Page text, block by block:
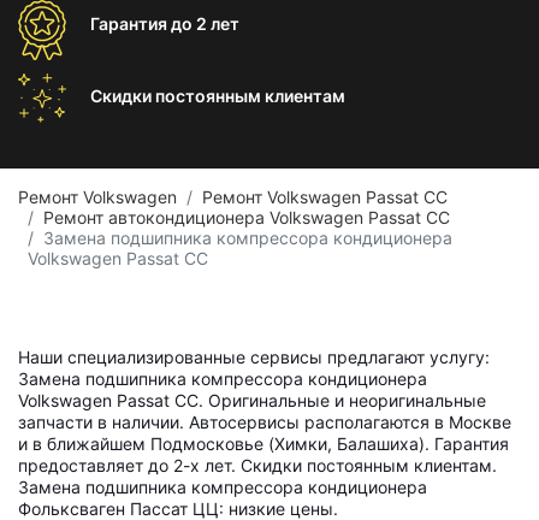
Гарантиядо 2 лет
Скидки постоянным клиентам
Ремонт Volkswagen
Ремонт Volkswagen Passat CC
Ремонт автокондиционера Volkswagen Passat CC
Замена подшипника компрессора кондиционера
Volkswagen Passat CC
Наши специализированные сервисы предлагают услугу:
Замена подшипника компрессора кондиционера
Volkswagen Passat CC. Оригинальные и неоригинальные
запчасти в наличии. Автосервисы располагаются в Москве
и в ближайшем Подмосковье (Химки, Балашиха). Гарантия
предоставляет до 2-х лет. Скидки постоянным клиентам.
Замена подшипника компрессора кондиционера
Фольксваген Пассат ЦЦ: низкие цены.